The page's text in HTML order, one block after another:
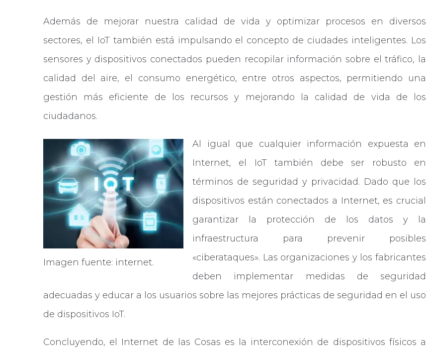
Además de mejorar nuestra calidad de vida y optimizar procesos en diversos
sectores, el IoT también está impulsando el concepto de ciudades inteligentes. Los
sensores y dispositivos conectados pueden recopilar información sobre el tráfico, la
calidad del aire, el consumo energético, entre otros aspectos, permitiendo una
gestión más eficiente de los recursos y mejorando la calidad de vida de los
ciudadanos.
Imagen fuente: internet.
Al igual que cualquier información expuesta en
Internet, el IoT también debe ser robusto en
términos de seguridad y privacidad. Dado que los
dispositivos están conectados a Internet, es crucial
garantizar la protección de los datos y la
infraestructura para prevenir posibles
«ciberataques». Las organizaciones y los fabricantes
deben implementar medidas de seguridad
adecuadas y educar a los usuarios sobre las mejores prácticas de seguridad en el uso
de dispositivos IoT.
Concluyendo, el Internet de las Cosas es la interconexión de dispositivos físicos a